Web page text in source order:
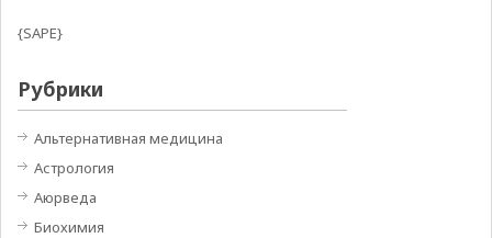
{SAPE}
Рубрики
Альтернативная медицина
Астрология
Аюрведа
Биохимия